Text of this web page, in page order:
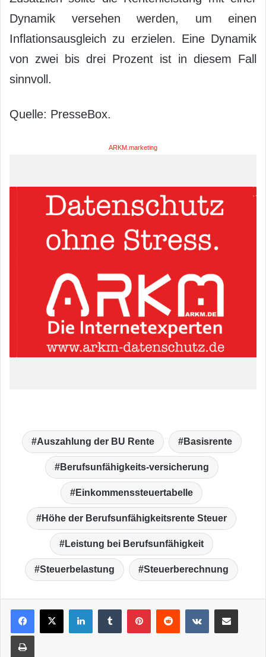
Dynamik versehen werden, um einen
Inflationsausgleich zu erzielen. Eine Dynamik
von zwei bis drei Prozent ist in diesem Fall
sinnvoll.
Quelle: PresseBox.
ARKM.marketing
Auszahlung der BU Rente Basisrente
Berufsunfähigkeits-versicherung
Einkommenssteuertabelle
Höhe der Berufsunfähigkeitsrente Steuer
Leistung bei Berufsunfähigkeit
Steuerbelastung Steuerberechnung
LinkedIn VKontakte
Drucken